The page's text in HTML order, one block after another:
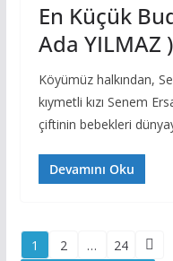
En Küçük
Ada YILMAZ )
Köyümüz halkından,
kıymetli kızı Senem
çiftinin bebekleri
Devamını Oku
Yazı
1 2 … 24